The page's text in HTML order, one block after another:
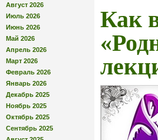
Август 2026
Июль 2026
Июнь 2026
Май 2026
Апрель 2026
Март 2026
Февраль 2026
Январь 2026
Декабрь 2025
Ноябрь 2025
Октябрь 2025
Сентябрь 2025
Как